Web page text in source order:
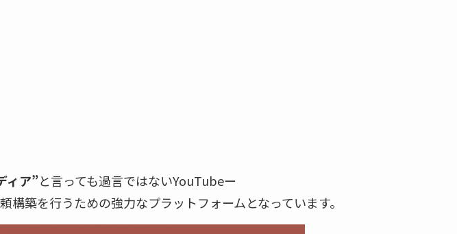
ィア”と言っても過言ではないYouTubeー
築を行うための強力なプラットフォームとなっています。